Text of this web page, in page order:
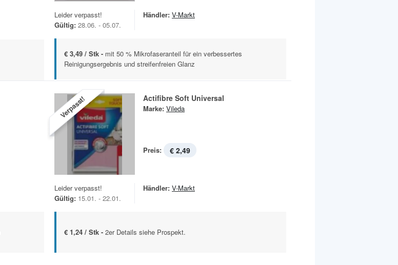
Leider verpasst!
Gültig: 28.06. - 05.07.
Händler: V-Markt
€ 3,49 / Stk - mit 50 % Mikrofaseranteil für ein verbessertes
Reinigungsergebnis und streifenfreien Glanz
Verpasst! Actifibre Soft Universal
Marke: Vileda
Preis: € 2,49
Leider verpasst!
Gültig: 15.01. - 22.01.
Händler: V-Markt
€ 1,24 / Stk - 2er Details siehe Prospekt.